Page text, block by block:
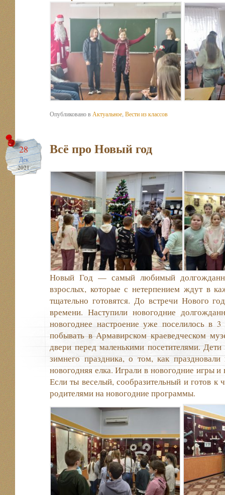
Опубликовано в Актуальное Вести из классов
28
Дек
2021
Всё про Новый год
Новый Год — самый любимый
взрослых, которые с нетерпением ждут в
тщательно готовятся. До встречи Нового
времени. Наступили новогодние
новогоднее настроение уже поселилось в
побывать в Армавирском краеведческом
двери перед маленькими посетителями. Дети
зимнего праздника, о том, как
новогодняя елка. Играли в новогодние игры
Если ты веселый, сообразительный и готов
родителями на новогодние программы.